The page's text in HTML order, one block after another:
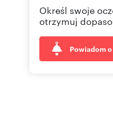
Określ swoje
otrzymuj
Powiadom